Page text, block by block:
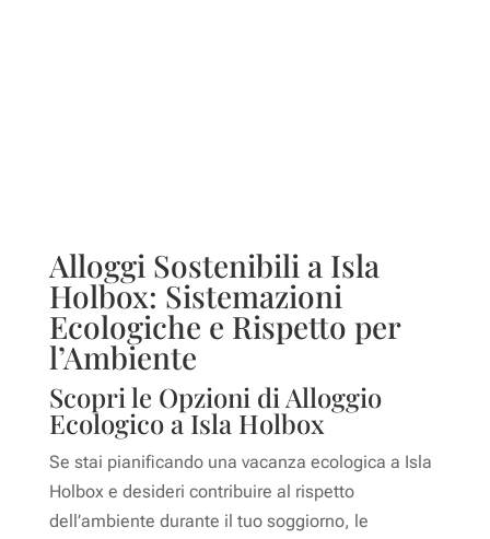
Alloggi Sostenibili a Isla
Holbox: Sistemazioni
Ecologiche e Rispetto per
l’Ambiente
Scopri le Opzioni di Alloggio
Ecologico a Isla Holbox
Se stai pianificando una vacanza ecologica a Isla
Holbox e desideri contribuire al rispetto
dell’ambiente durante il tuo soggiorno, le